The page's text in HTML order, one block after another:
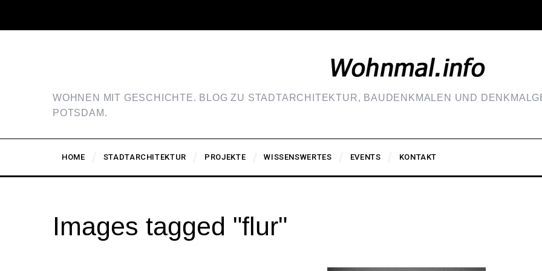
WOHNEN MIT GESCHICHTE. BLOG ZU STADTARCHITEKTUR, BAUDENKMALEN UND
POTSDAM.
HOME STADTARCHITEKTUR PROJEKTE WISSENSWERTES EVENTS KONTAKT
Images tagged "flur"